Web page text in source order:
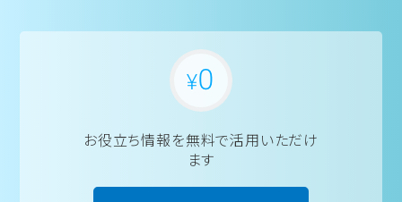
お役立ち情報を無料で活用いただけ
ます